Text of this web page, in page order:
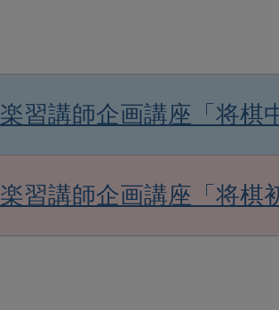
楽習講師企画講座「将棋
楽習講師企画講座「将棋